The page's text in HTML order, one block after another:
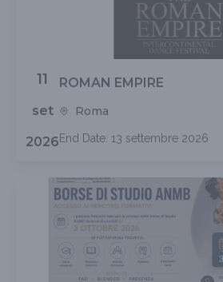
11
set
2026
ROMAN EMPIRE
Roma
End Date: 13 settembre 2026